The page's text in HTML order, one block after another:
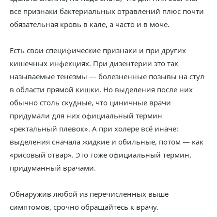
все признаки бактериальных отравлений плюс почти
обязательная кровь в кале, а часто и в моче.
Есть свои специфические признаки и при других
кишечных инфекциях. При дизентерии это так
называемые тенезмы — болезненные позывы на стул
в области прямой кишки. Но выделения после них
обычно столь скудные, что циничные врачи
придумали для них официальный термин
«ректальный плевок». А при холере всё иначе:
выделения сначала жидкие и обильные, потом — как
«рисовый отвар». Это тоже официальный термин,
придуманный врачами.
Обнаружив любой из перечисленных выше
симптомов, срочно обращайтесь к врачу.